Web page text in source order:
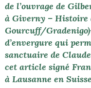
de l’ouvrage de
à Giverny – Histoire
Gourcuff/
d’envergure qui
sanctuaire de
cet article signé
à Lausanne en